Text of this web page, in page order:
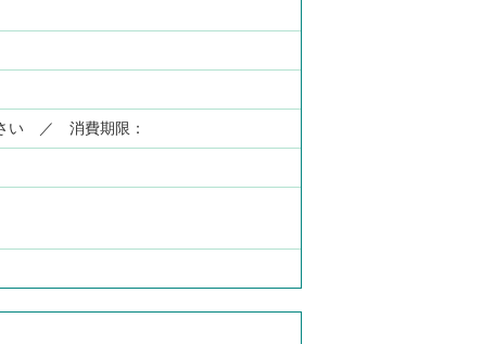
い ／ 消費期限：